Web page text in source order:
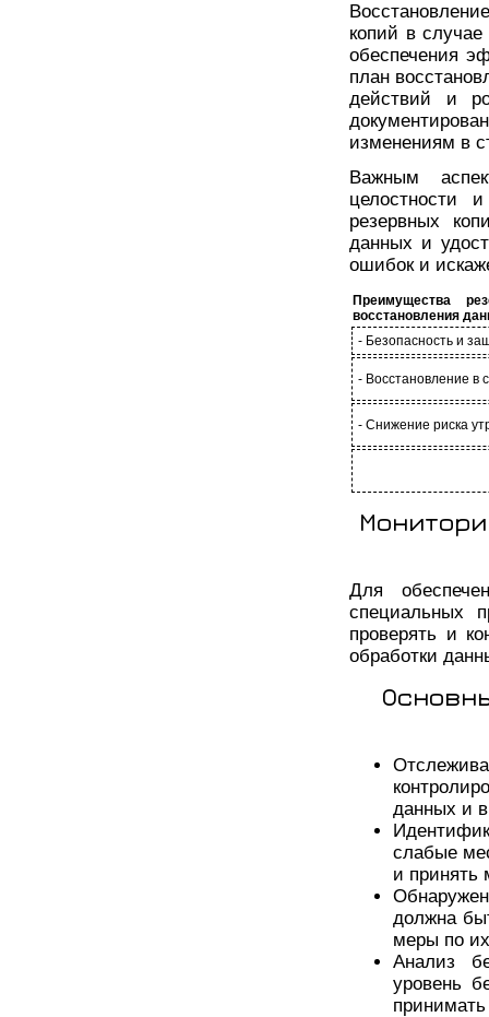
копий в
обеспечения
план
действий и
изменениям в
Важным
целостности
резервных
данных и
ошибок и
Преимущества
восстановления
- Безопасность и
- Восстановление в
- Снижение риска
Для
специальных
проверять и
обработки
данных и
слабые
и принять
должна
меры по
Анализ
уровень